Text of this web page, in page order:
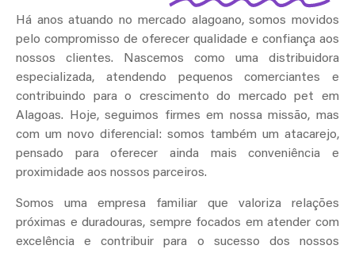
Há anos atuando no mercado alagoano, somos movidos
pelo compromisso de oferecer qualidade e confiança aos
nossos clientes. Nascemos como uma distribuidora
especializada, atendendo pequenos comerciantes e
contribuindo para o crescimento do mercado pet em
Alagoas. Hoje, seguimos firmes em nossa missão, mas
com um novo diferencial: somos também um atacarejo,
pensado para oferecer ainda mais conveniência e
proximidade aos nossos parceiros.
Somos uma empresa familiar que valoriza relações
próximas e duradouras, sempre focados em atender com
excelência e contribuir para o sucesso dos nossos